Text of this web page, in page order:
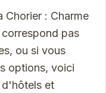
Chorier : Charme
pas
ou si vous
options, voici
d'hôtels et